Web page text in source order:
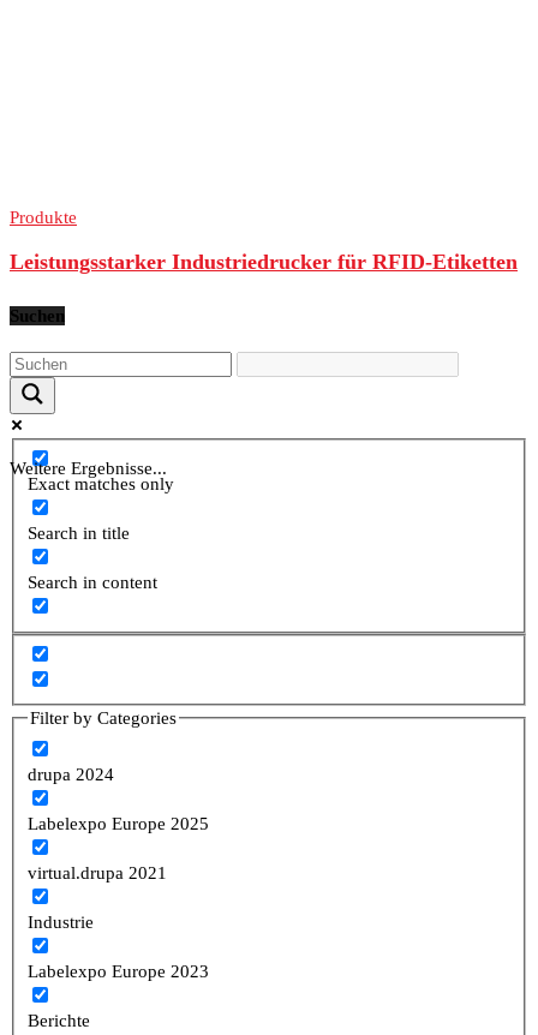
Produkte
Leistungsstarker Industriedrucker für RFID-Etiketten
Suchen
Weitere Ergebnisse...
Exact matches only
Search in title
Search in content
Filter by Categories
drupa 2024
Labelexpo Europe 2025
virtual.drupa 2021
Industrie
Labelexpo Europe 2023
Berichte